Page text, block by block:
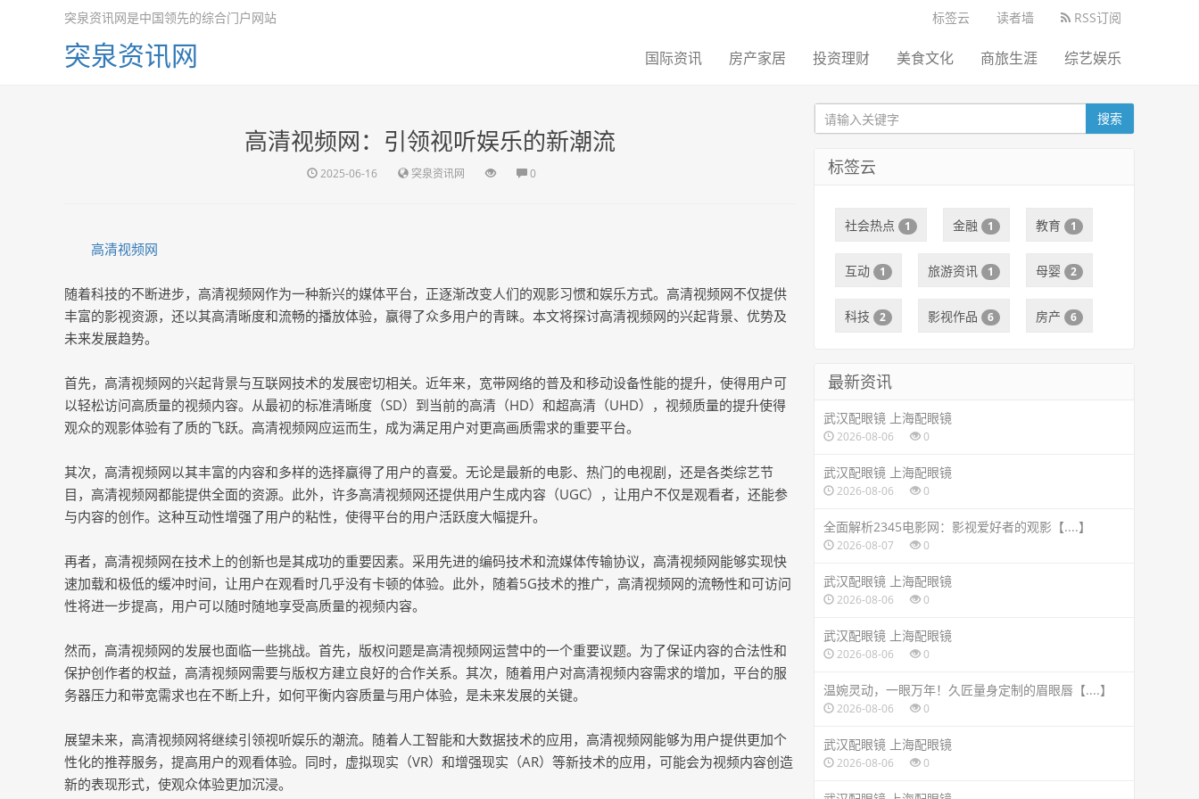
标签云 读者墙 RSS订阅
突泉资讯网是中国领先的综合门户网站
突泉资讯网 国际资讯 房产家居 投资理财 美食文化 商旅生涯 综艺娱乐
高清视频网：引领视听娱乐的新潮流
2025-06-16 突泉资讯网 0
高清视频网
随着科技的不断进步，高清视频网作为一种新兴的媒体平台，正逐渐改变人们的观影习惯和娱乐方式。高清视频网不仅提供
丰富的影视资源，还以其高清晰度和流畅的播放体验，赢得了众多用户的青睐。本文将探讨高清视频网的兴起背景、优势及
未来发展趋势。
首先，高清视频网的兴起背景与互联网技术的发展密切相关。近年来，宽带网络的普及和移动设备性能的提升，使得用户可
以轻松访问高质量的视频内容。从最初的标准清晰度（SD）到当前的高清（HD）和超高清（UHD），视频质量的提升使得
观众的观影体验有了质的飞跃。高清视频网应运而生，成为满足用户对更高画质需求的重要平台。
其次，高清视频网以其丰富的内容和多样的选择赢得了用户的喜爱。无论是最新的电影、热门的电视剧，还是各类综艺节
目，高清视频网都能提供全面的资源。此外，许多高清视频网还提供用户生成内容（UGC），让用户不仅是观看者，还能参
与内容的创作。这种互动性增强了用户的粘性，使得平台的用户活跃度大幅提升。
再者，高清视频网在技术上的创新也是其成功的重要因素。采用先进的编码技术和流媒体传输协议，高清视频网能够实现快
速加载和极低的缓冲时间，让用户在观看时几乎没有卡顿的体验。此外，随着5G技术的推广，高清视频网的流畅性和可访问
性将进一步提高，用户可以随时随地享受高质量的视频内容。
然而，高清视频网的发展也面临一些挑战。首先，版权问题是高清视频网运营中的一个重要议题。为了保证内容的合法性和
保护创作者的权益，高清视频网需要与版权方建立良好的合作关系。其次，随着用户对高清视频内容需求的增加，平台的服
务器压力和带宽需求也在不断上升，如何平衡内容质量与用户体验，是未来发展的关键。
展望未来，高清视频网将继续引领视听娱乐的潮流。随着人工智能和大数据技术的应用，高清视频网能够为用户提供更加个
性化的推荐服务，提高用户的观看体验。同时，虚拟现实（VR）和增强现实（AR）等新技术的应用，可能会为视频内容创造
新的表现形式，使观众体验更加沉浸。
搜索
标签云
社会热点 1 金融 1 教育 1
互动 1 旅游资讯 1 母婴 2
科技 2 影视作品 6 房产 6
最新资讯
武汉配眼镜 上海配眼镜
2026-08-06 0
武汉配眼镜 上海配眼镜
2026-08-06 0
全面解析2345电影网：影视爱好者的观影【....】
2026-08-07 0
武汉配眼镜 上海配眼镜
2026-08-06 0
武汉配眼镜 上海配眼镜
2026-08-06 0
温婉灵动，一眼万年！久匠量身定制的眉眼唇【....】
2026-08-06 0
武汉配眼镜 上海配眼镜
2026-08-06 0